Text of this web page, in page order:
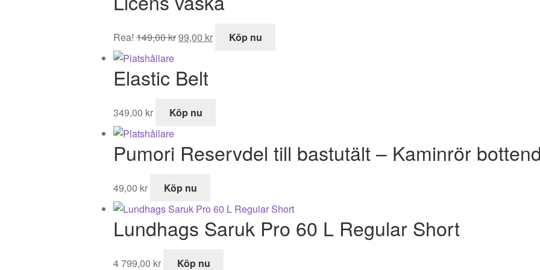
Rea! 149,00kr
ursprungliga
var:
99,00 kr
nuvarande
Köp nu
Elastic Belt
349,00 kr Köp nu
Pumori Reservdel till bastutält – Kaminrör
49,00 kr Köp nu
Lundhags Saruk Pro 60 L Regular Short
4 799,00 kr Köp nu